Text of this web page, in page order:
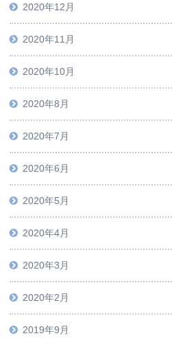
2020年12月
2020年11月
2020年10月
2020年8月
2020年7月
2020年6月
2020年5月
2020年4月
2020年3月
2020年2月
2019年9月